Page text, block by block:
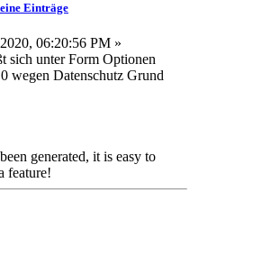
Einträge
06:20:56 PM »
sich unter Form Optionen
wegen Datenschutz Grund
generated, it is easy to
feature!